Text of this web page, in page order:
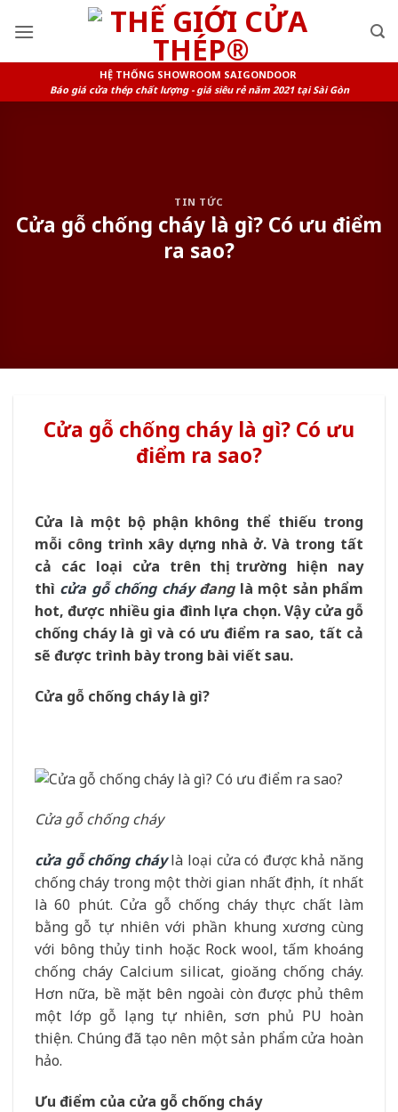
HỆ THỐNG SHOWROOM SAIGONDOOR
Báo giá cửa thép chất lượng - giá siêu rẻ năm 2021 tại Sài Gòn
TIN TỨC
Cửa gỗ chống cháy là gì? Có ưu điểm
ra sao?
Cửa gỗ chống cháy là gì? Có ưu
điểm ra sao?
Cửa là một bộ phận không thể thiếu trong
mỗi công trình xây dựng nhà ở. Và trong tất
cả các loại cửa trên thị trường hiện nay
thì cửa gỗ chống cháyđanglà một sản phẩm
hot, được nhiều gia đình lựa chọn. Vậy cửa gỗ
chống cháy là gì và có ưu điểm ra sao, tất cả
sẽ được trình bày trong bài viết sau.
Cửa gỗ chống cháy là gì?
Cửa gỗ chống cháy
cửa gỗ chống cháylà loại cửa có được khả năng
chống cháy trong một thời gian nhất định, ít nhất
là 60 phút. Cửa gỗ chống cháy thực chất làm
bằng gỗ tự nhiên với phần khung xương cùng
với bông thủy tinh hoặc Rock wool, tấm khoáng
chống cháy Calcium silicat, gioăng chống cháy.
Hơn nữa, bề mặt bên ngoài còn được phủ thêm
một lớp gỗ lạng tự nhiên, sơn phủ PU hoàn
thiện. Chúng đã tạo nên một sản phẩm cửa hoàn
hảo.
Ưu điểm của cửa gỗ chống cháy